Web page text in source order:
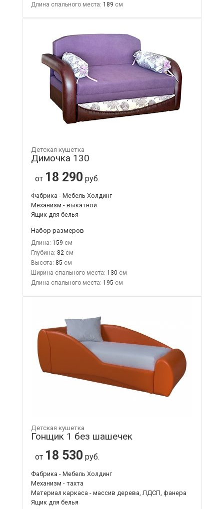
Длина спального места: 189
Детская кушетка
Димочка 130
от 18 290 руб.
Фабрика - Мебель Холдинг
Механизм - выкатной
Ящик для белья
Набор размеров
Длина: 159
Глубина: 82
Высота: 85
Ширина спального места: 130
Длина спального места: 195
Детская кушетка
Гонщик 1 без шашечек
от 18 530 руб.
Фабрика - Мебель Холдинг
Механизм - тахта
Материал каркаса - массив дерева, ЛДСП, фанера
Ящик для белья